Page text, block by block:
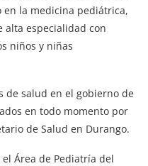
la medicina pediátrica,
alta especialidad con
niños y niñas
de salud en el gobierno de
en todo momento por
de Salud en Durango.
Área de Pediatría del